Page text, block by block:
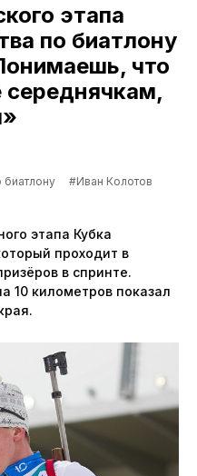
этапа
по биатлону
что
середнячкам,
#Иван Колотов
этапа Кубка
проходит в
в спринте.
10 километров показал